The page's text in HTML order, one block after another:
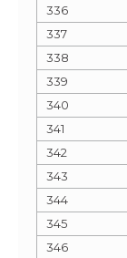
336
337
338
339
340
341
342
343
344
345
346